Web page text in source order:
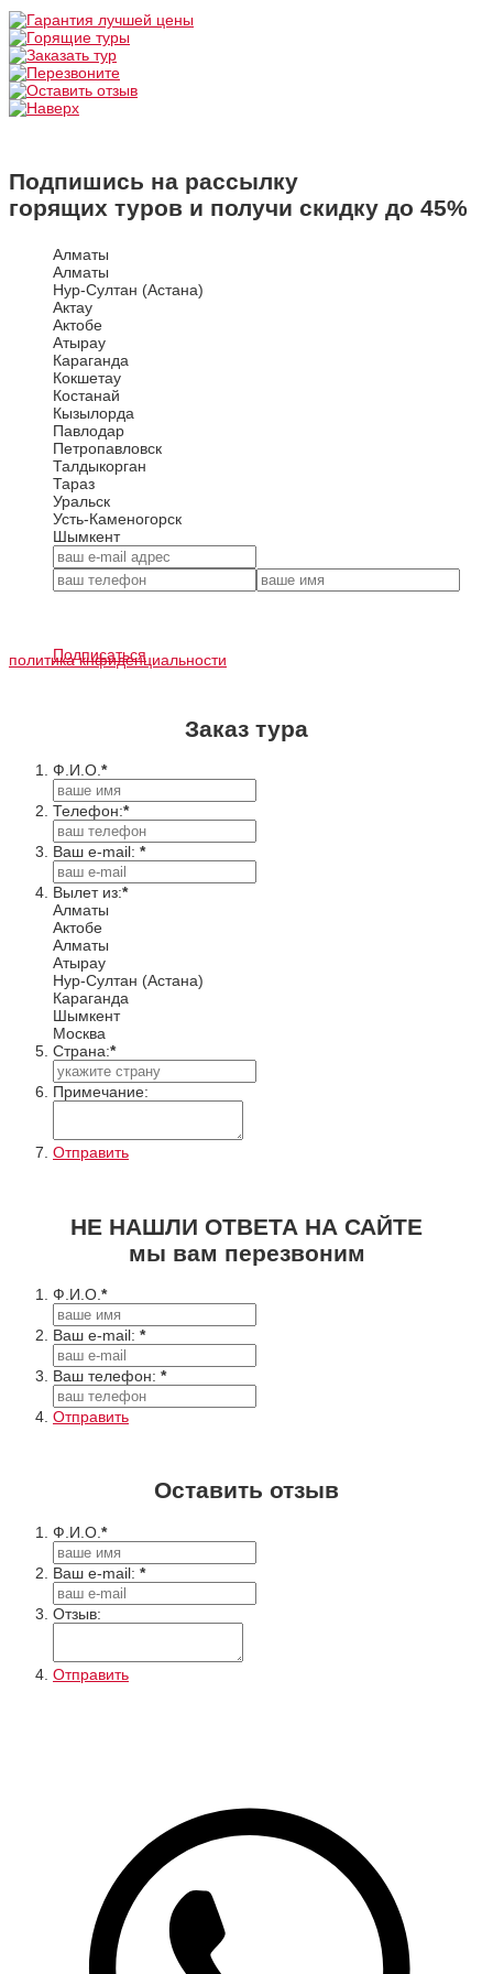
Подпишись на рассылку
горящих туров и получи скидку до 45%
Алматы
Алматы
Нур-Султан (Астана)
Актау
Актобе
Атырау
Караганда
Кокшетау
Костанай
Кызылорда
Павлодар
Петропавловск
Талдыкорган
Тараз
Уральск
Усть-Каменогорск
Шымкент
политика кнфиденциальности
Подписаться
Заказ тура
Ф.И.О. *
Телефон:*
Ваш e-mail: *
Вылет из:*
Алматы
Актобе
Алматы
Атырау
Нур-Султан (Астана)
Караганда
Шымкент
Москва
Cтрана:*
Примечание:
Отправить
НЕ НАШЛИ ОТВЕТА НА САЙТЕ
мы вам перезвоним
Ф.И.О. *
Ваш e-mail: *
Ваш телефон: *
Отправить
Оставить отзыв
Ф.И.О. *
Ваш e-mail: *
Отзыв:
Отправить